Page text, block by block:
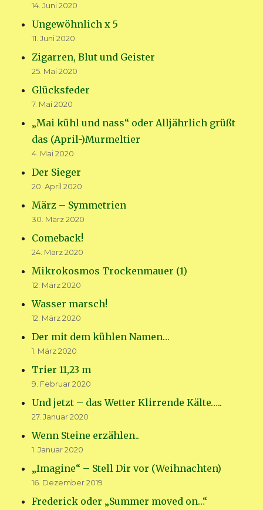
14. Juni 2020
Ungewöhnlich x 5
11. Juni 2020
Zigarren, Blut und Geister
25. Mai 2020
Glücksfeder
7. Mai 2020
„Mai kühl und nass“ oder Alljährlich grüßt
das (April-)Murmeltier
4. Mai 2020
Der Sieger
20. April 2020
März – Symmetrien
30. März 2020
Comeback!
24. März 2020
Mikrokosmos Trockenmauer (1)
12. März 2020
Wasser marsch!
12. März 2020
Der mit dem kühlen Namen…
1. März 2020
Trier 11,23 m
9. Februar 2020
Und jetzt – das Wetter Klirrende Kälte…..
27. Januar 2020
Wenn Steine erzählen..
1. Januar 2020
„Imagine“ – Stell Dir vor (Weihnachten)
16. Dezember 2019
Frederick oder „Summer moved on…“